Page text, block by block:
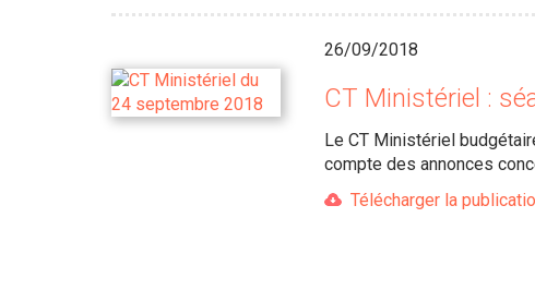
26/09/2018
CT Ministériel :
Le CT Ministériel
compte des annonces
Télécharger la